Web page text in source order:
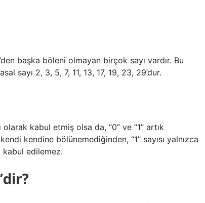
başka böleni olmayan birçok sayı vardır. Bu
sayı 2, 3, 5, 7, 11, 13, 17, 19, 23, 29’dur.
kabul etmiş olsa da, “0” ve “1” artık
kendine bölünemediğinden, “1” sayısı yalnızca
kabul edilemez.